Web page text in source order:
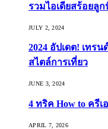
รวมไอเดียสร้อยลู
JULY 2, 2024
2024 อัปเดต! เทร
สไตล์การเที่ยว
JUNE 3, 2024
4 ทริค How to ครีเ
APRIL 7, 2026